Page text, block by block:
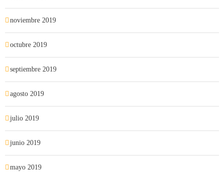
noviembre 2019
octubre 2019
septiembre 2019
agosto 2019
julio 2019
junio 2019
mayo 2019